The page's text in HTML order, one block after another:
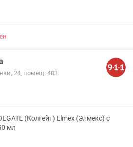
24, помещ. 483
(Колгейт) Elmex (Элмекс) с
мл